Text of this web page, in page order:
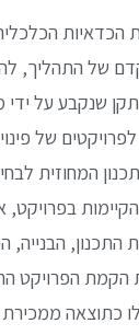
הכדאיות
של התהליך,
לתקן 21) תקן
של פינוי
המחוזית
בפרויקט,
התכנון, הבנייה,
הקמת הפרויקט
כתוצאה